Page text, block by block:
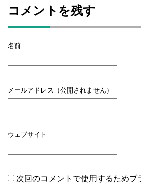
コメントを残す
名前
メールアドレス（公開されません）
ウェブサイト
次回のコメントで使用するためブ